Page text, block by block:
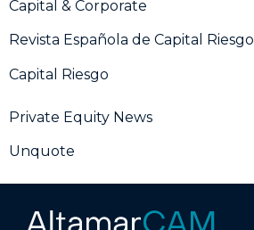
Capital & Corporate
Revista Española de Capital Riesgo
Capital Riesgo
Private Equity News
Unquote